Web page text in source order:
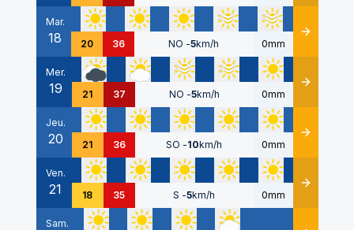
Mar.
18 20 36 NO -5km/h 0mm Détails
Mer.
19 21 37 NO -5km/h 0mm Détails
Jeu.
20 21 36 SO -10km/h 0mm Détails
Ven.
21 18 35 S -5km/h 0mm Détails
Sam.